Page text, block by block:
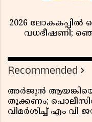
2026
വധഭീഷണി;
Recommended
അർജുൻ
തൂക്കണം;
വിമർശിച്ച് എം വി